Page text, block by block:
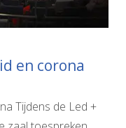
en corona
Tijdens de Led +